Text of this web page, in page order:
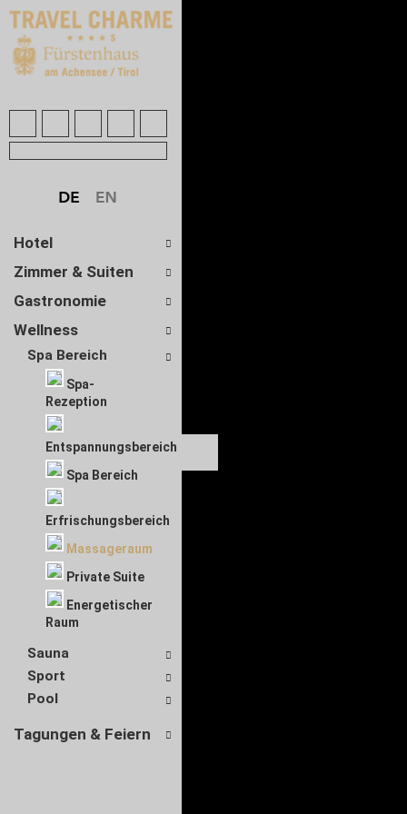
Hotel
Zimmer & Suiten
Gastronomie
Wellness
Spa Bereich
Spa-
Rezeption
Entspannungsbereich
Spa Bereich
Erfrischungsbereich
Massageraum
Private Suite
Energetischer
Raum
Sauna
Sport
Pool
Tagungen & Feiern